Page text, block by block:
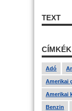
TEXT
CÍMKÉK
Adó
Amerikai
Amerikai
Benzin